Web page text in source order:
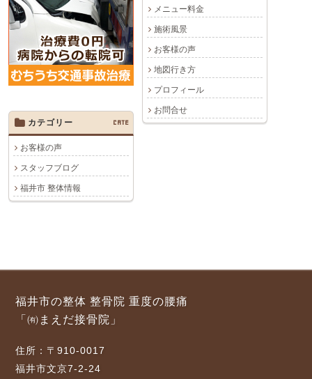
メニュー料金
施術風景
お客様の声
地図行き方
プロフィール
お問合せ
カテゴリー
CATE
お客様の声
スタッフブログ
福井市 整体情報
福井市の整体 整骨院 重度の腰痛
「㈲まえだ接骨院」
住所：〒910-0017
福井市文京7-2-24